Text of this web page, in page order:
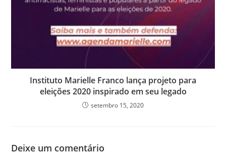
Instituto Marielle Franco lança projeto para
eleições 2020 inspirado em seu legado
setembro 15, 2020
Deixe um comentário